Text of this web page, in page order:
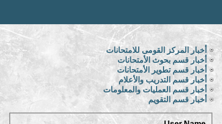
أخبار المركز القومى للامتحانات
أخبار قسم بحوث الأمتحانات
أخبار قسم تطوير الأمتحانات
أخبار قسم التدريب والأعلام
أخبار قسم العمليات والمعلومات
أخبار قسم التقويم